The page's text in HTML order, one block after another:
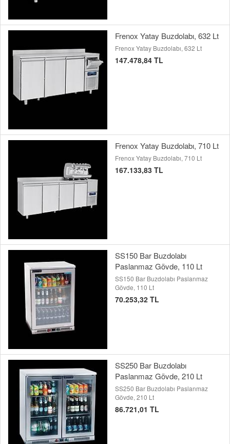
Frenox Yatay Buzdolabı, 632 Lt
Frenox Yatay Buzdolabı, 632 Lt
147.478,84 TL
Frenox Yatay Buzdolabı, 710 Lt
Frenox Yatay Buzdolabı, 710 Lt
167.133,83 TL
SS150 Bar Buzdolabı
Paslanmaz Gövde, 110 Lt
SS150 Bar Buzdolabı Paslanmaz
Gövde, 110 Lt
70.253,32 TL
SS250 Bar Buzdolabı
Paslanmaz Gövde, 210 Lt
SS250 Bar Buzdolabı Paslanmaz
Gövde, 210 Lt
86.721,01 TL